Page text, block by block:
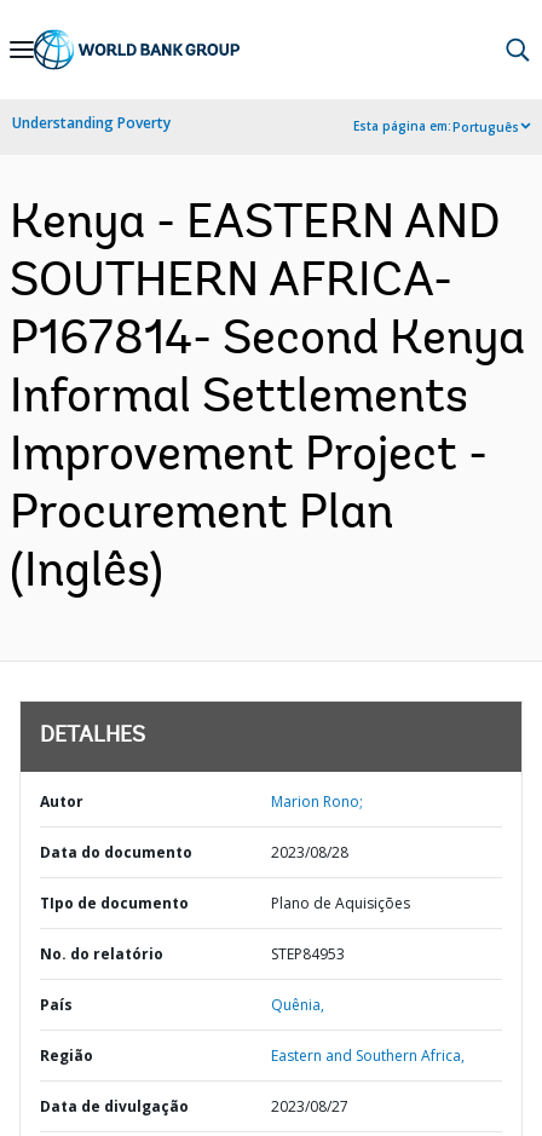
Skip
Navigation
Understanding Poverty Esta página em:Português
Kenya - EASTERN AND
SOUTHERN AFRICA-
P167814- Second Kenya
Informal Settlements
Improvement Project -
Procurement Plan
(Inglês)
DETALHES
Autor Marion Rono;
Data do documento 2023/08/28
TIpo de documento Plano de Aquisições
No. do relatório STEP84953
País Quênia,
Região Eastern and Southern Africa,
Data de divulgação 2023/08/27